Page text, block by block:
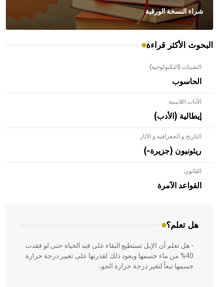
شراء النسخة الورقية
البحوث الأكثر قراءة
التقنيات (التكنولوجية)
الحاسوب
الآداب اللاتينية
إيطالية (الأدب)
التاريخ و الجغرافية و الآثار
ريئونيون (جزيرة-)
القانون
القواعد الآمرة
هل تعلم؟
- هل تعلم أن الأبلق نوع من الفنون الهندسية التي ارتبطت
بالعمارة الإسلامية في بلاد الشام ومصر خاصة، حيث يحرص
المعمار على بناء مداميكه وخاصة في الواجهات
- هل تعلم أن الإبل تستطيع البقاء على قيد الحياة حتى لو فقدت
40% من ماء جسمها ويعود ذلك لقدرتها على تغيير درجة حرارة
جسمها تبعاً لتغير درجة حرارة الجو،